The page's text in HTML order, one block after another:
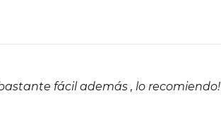
fácil además , lo recomiendo!